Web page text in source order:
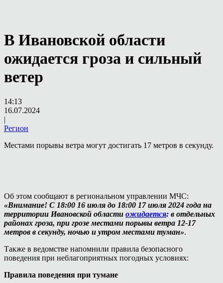
В Ивановской области
ожидается гроза и сильный
ветер
14:13
16.07.2024
|
Регион
Местами порывы ветра могут достигать 17 метров в секунду.
Об этом сообщают в региональном управлении МЧС:
«Внимание! С 18:00 16 июля до 18:00 17 июля 2024 года на
территории Ивановской области ожидается: в отдельных
районах гроза, при грозе местами порывы ветра 12-17
метров в секунду, ночью и утром местами туман».
Также в ведомстве напомнили правила безопасного
поведения при неблагоприятных погодных условиях:
Правила поведения при тумане